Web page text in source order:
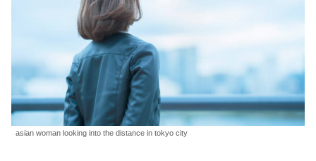
asian woman looking into the distance in tokyo city